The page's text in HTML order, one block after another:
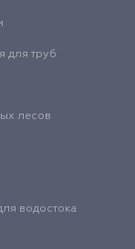
для труб
лесов
водостока